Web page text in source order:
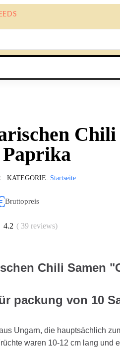
Chili
Paprika
KATEGORIE Startseite
Bruttopreis
4.2 ( 39 reviews)
Chili Samen
packung von 10
Ungarn, die hauptsächlich
waren 10-12 cm lang und